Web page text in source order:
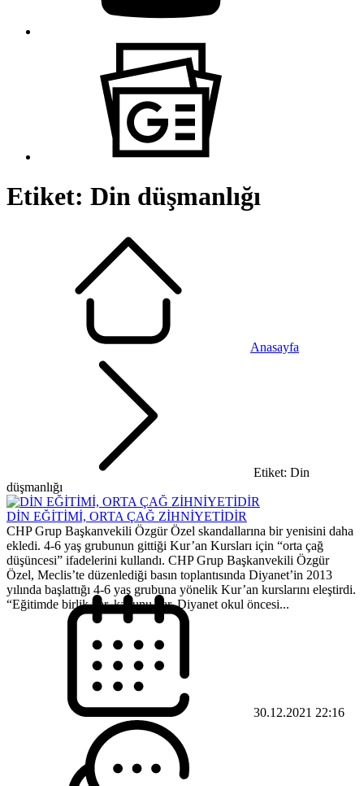
Etiket: Din düşmanlığı
Anasayfa
Etiket: Din
düşmanlığı
DİN EĞİTİMİ, ORTA ÇAĞ ZİHNİYETİDİR
CHP Grup Başkanvekili Özgür Özel skandallarına bir yenisini daha
ekledi. 4-6 yaş grubunun gittiği Kur’an Kursları için “orta çağ
düşüncesi” ifadelerini kullandı. CHP Grup Başkanvekili Özgür
Özel, Meclis’te düzenlediği basın toplantısında Diyanet’in 2013
yılında başlattığı 4-6 yaş grubuna yönelik Kur’an kurslarını eleştirdi.
“Eğitimde birlik var, kanunu var. Diyanet okul öncesi...
30.12.2021 22:16